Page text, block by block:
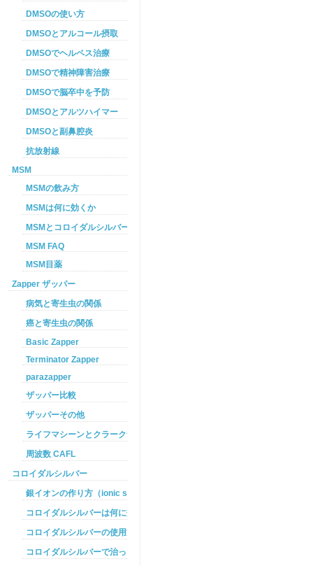
DMSOの使い方
DMSOとアルコール摂取
DMSOでヘルペス治療
DMSOで精神障害治療
DMSOで脳卒中を予防
DMSOとアルツハイマー
DMSOと副鼻腔炎
抗放射線
MSM
MSMの飲み方
MSMは何に効くか
MSMとコロイダルシルバーを使った癌プロトコル
MSM FAQ
MSM目薬
Zapper ザッパー
病気と寄生虫の関係
癌と寄生虫の関係
Basic Zapper
Terminator Zapper
parazapper
ザッパー比較
ザッパーその他
ライフマシーンとクラークザッパーの違い
周波数 CAFL
コロイダルシルバー
銀イオンの作り方（ionic silver ）
コロイダルシルバーは何に効くのか
コロイダルシルバーの使用方法
コロイダルシルバーで治った例